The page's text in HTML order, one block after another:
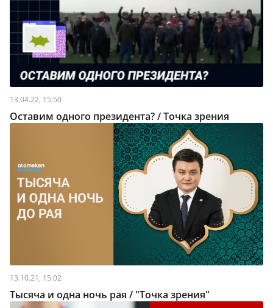
13.04.22, 15:50
Оставим одного президента? / Точка зрения
13.10.21, 15:02
Тысяча и одна ночь рая / "Точка зрения"